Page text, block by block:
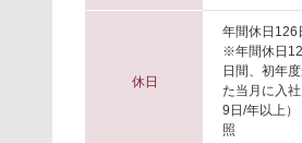
休日
年間休日126
※年間休日
日間、初年
た当月に入
9日/年以上
照